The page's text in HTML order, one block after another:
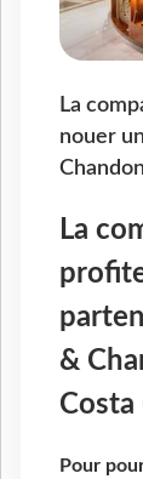
La
nouer
La
&
Costa
Pour